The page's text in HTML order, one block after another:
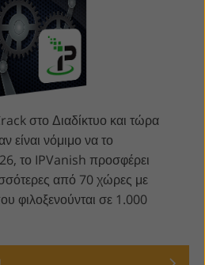
στο Διαδίκτυο και τώρα
είναι νόμιμο να το
το IPVanish προσφέρει
από 70 χώρες με
φιλοξενούνται σε 1.000